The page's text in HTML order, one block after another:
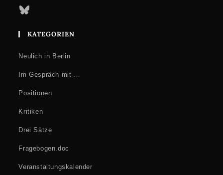
Bluesky
KATEGORIEN
Neulich in Berlin
Im Gespräch mit …
Positionen
Kritiken
Drei Sätze
Fragebogen.doc
Veranstaltungskalender